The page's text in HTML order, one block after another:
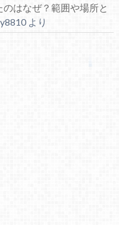
のはなぜ？範囲や場所と
より